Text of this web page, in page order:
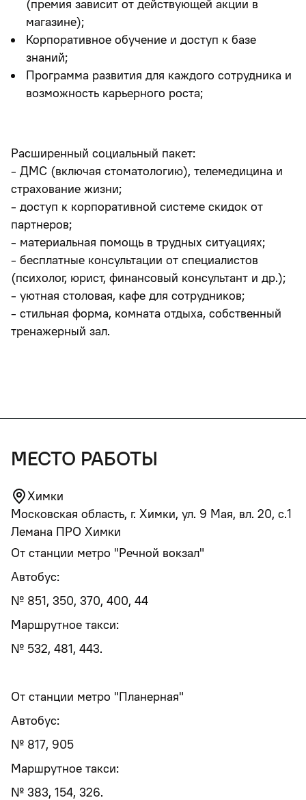
(премия зависит от действующей акции в
магазине);
Корпоративное обучение и доступ к базе
знаний;
Программа развития для каждого сотрудника и
возможность карьерного роста;
Расширенный социальный пакет:
- ДМС (включая стоматологию), телемедицина и
страхование жизни;
- доступ к корпоративной системе скидок от
партнеров;
- материальная помощь в трудных ситуациях;
- бесплатные консультации от специалистов
(психолог, юрист, финансовый консультант и др.);
- уютная столовая, кафе для сотрудников;
- стильная форма, комната отдыха, собственный
тренажерный зал.
место работы
Химки
Московская область, г. Химки, ул. 9 Мая, вл. 20, с.1
Лемана ПРО Химки
От станции метро "Речной вокзал"
Автобус:
№ 851, 350, 370, 400, 44
Маршрутное такси:
№ 532, 481, 443.
От станции метро "Планерная"
Автобус:
№ 817, 905
Маршрутное такси:
№ 383, 154, 326.